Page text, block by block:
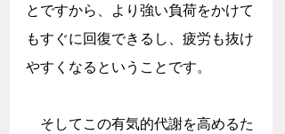
とですから、より強い負荷をかけて
もすぐに回復できるし、疲労も抜け
やすくなるということです。
そしてこの有気的代謝を高めるた